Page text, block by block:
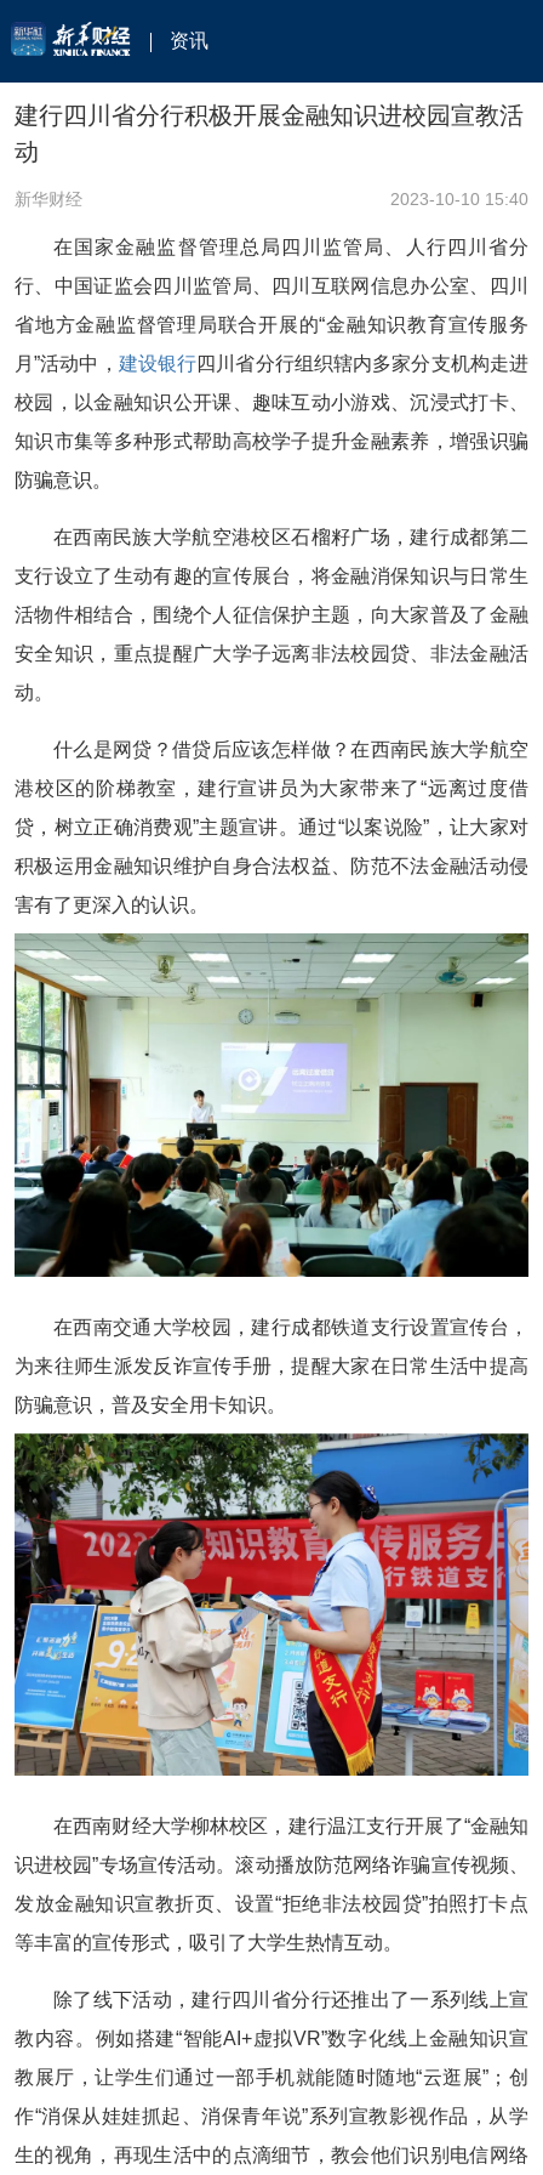
资讯
建行四川省分行积极开展金融知识进校园宣教活
动
新华财经 2023-10-10 15:40
在国家金融监督管理总局四川监管局、人行四川省分
行、中国证监会四川监管局、四川互联网信息办公室、四川
省地方金融监督管理局联合开展的“金融知识教育宣传服务
月”活动中， 建设银行四川省分行组织辖内多家分支机构走进
校园，以金融知识公开课、趣味互动小游戏、沉浸式打卡、
知识市集等多种形式帮助高校学子提升金融素养，增强识骗
防骗意识。
在西南民族大学航空港校区石榴籽广场，建行成都第二
支行设立了生动有趣的宣传展台，将金融消保知识与日常生
活物件相结合，围绕个人征信保护主题，向大家普及了金融
安全知识，重点提醒广大学子远离非法校园贷、非法金融活
动。
什么是网贷？借贷后应该怎样做？在西南民族大学航空
港校区的阶梯教室，建行宣讲员为大家带来了“远离过度借
贷，树立正确消费观”主题宣讲。通过“以案说险”，让大家对
积极运用金融知识维护自身合法权益、防范不法金融活动侵
害有了更深入的认识。
在西南交通大学校园，建行成都铁道支行设置宣传台，
为来往师生派发反诈宣传手册，提醒大家在日常生活中提高
防骗意识，普及安全用卡知识。
在西南财经大学柳林校区，建行温江支行开展了“金融知
识进校园”专场宣传活动。滚动播放防范网络诈骗宣传视频、
发放金融知识宣教折页、设置“拒绝非法校园贷”拍照打卡点
等丰富的宣传形式，吸引了大学生热情互动。
除了线下活动，建行四川省分行还推出了一系列线上宣
教内容。例如搭建“智能AI+虚拟VR”数字化线上金融知识宣
教展厅，让学生们通过一部手机就能随时随地“云逛展”；创
作“消保从娃娃抓起、消保青年说”系列宣教影视作品，从学
生的视角，再现生活中的点滴细节，教会他们识别电信网络